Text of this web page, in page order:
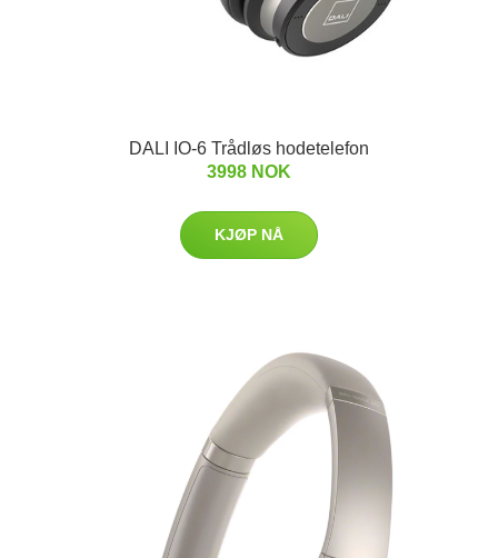
DALI IO-6 Trådløs hodetelefon
3998 NOK
KJØP NÅ